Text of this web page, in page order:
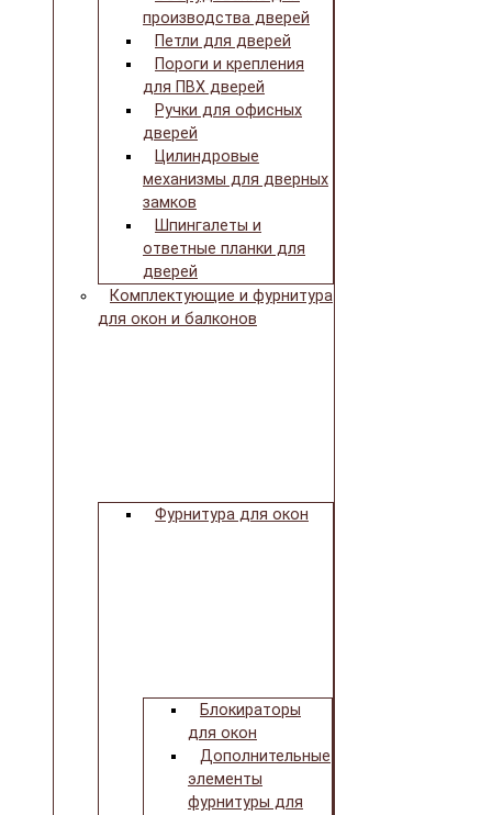
производства дверей
Петли для дверей
Пороги и крепления
для ПВХ дверей
Ручки для офисных
дверей
Цилиндровые
механизмы для дверных
замков
Шпингалеты и
ответные планки для
дверей
Комплектующие и фурнитура
для окон и балконов
Фурнитура для окон
Блокираторы
для окон
Дополнительные
элементы
фурнитуры для